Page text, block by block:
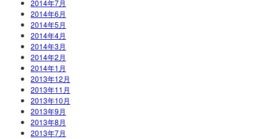
2014年7月
2014年6月
2014年5月
2014年4月
2014年3月
2014年2月
2014年1月
2013年12月
2013年11月
2013年10月
2013年9月
2013年8月
2013年7月